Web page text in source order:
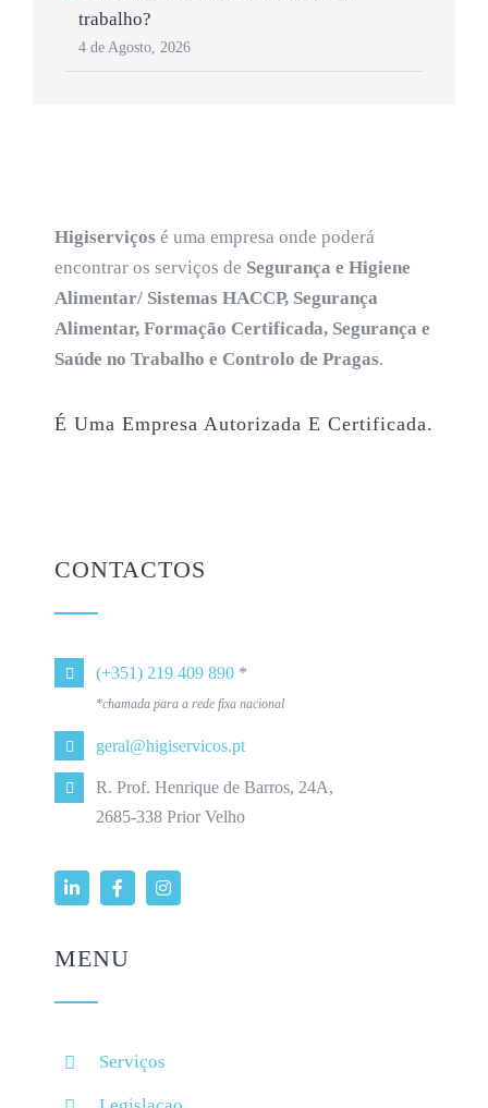
trabalho?
4 de Agosto, 2026
Higiserviços é uma empresa onde poderá
encontrar os serviços de Segurança e Higiene
Alimentar/ Sistemas HACCP, Segurança
Alimentar, Formação Certificada, Segurança e
Saúde no Trabalho e Controlo de Pragas.
É Uma Empresa Autorizada E Certificada.
CONTACTOS
(+351) 219 409 890 *
*chamada para a rede fixa nacional
geral@higiservicos.pt
R. Prof. Henrique de Barros, 24A,
2685-338 Prior Velho
MENU
Serviços